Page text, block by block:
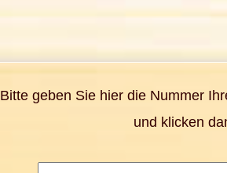
Bitte geben Sie hier die Nummer
und klicken